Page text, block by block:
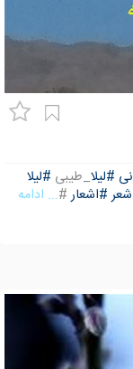
#لیلا_طیبی #لیلا
#اشعار#... ادامه